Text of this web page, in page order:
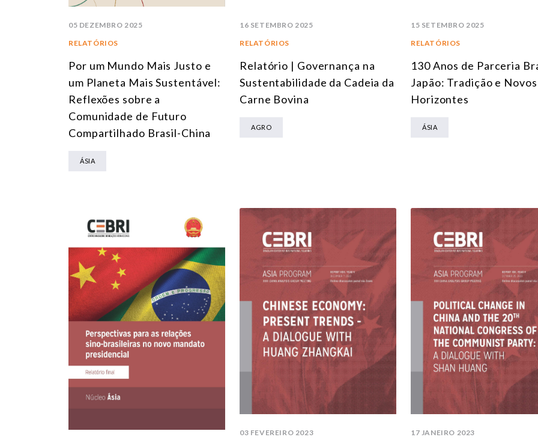
05 DEZEMBRO 2025
RELATÓRIOS
Por um Mundo Mais Justo e
um Planeta Mais Sustentável:
Reflexões sobre a
Comunidade de Futuro
Compartilhado Brasil-China
ÁSIA
16 SETEMBRO 2025
RELATÓRIOS
Relatório | Governança na
Sustentabilidade da Cadeia da
Carne Bovina
AGRO
15 SETEMBRO 2025
RELATÓRIOS
130 Anos de Parceria
Japão: Tradição e Novos
Horizontes
ÁSIA
03 FEVEREIRO 2023
17 JANEIRO 2023